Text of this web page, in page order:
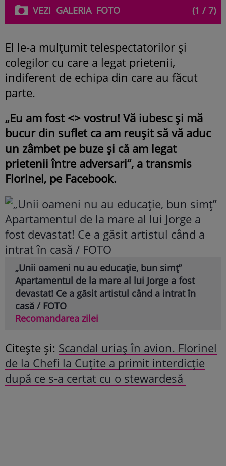
VEZI GALERIAFOTO (1 / 7)
El le-a mulțumit telespectatorilor și
colegilor cu care a legat prietenii,
indiferent de echipa din care au făcut
parte.
„Eu am fost <> vostru! Vă iubesc și mă
bucur din suflet ca am reușit să vă aduc
un zâmbet pe buze și că am legat
prietenii între adversari“, a transmis
Florinel, pe Facebook.
„Unii oameni nu au educație, bun simț”
Apartamentul de la mare al lui Jorge a fost
devastat! Ce a găsit artistul când a intrat în
casă / FOTO
Recomandarea zilei
Citește și: Scandal uriaș în avion. Florinel
de la Chefi la Cuțite a primit interdicție
după ce s-a certat cu o stewardesă